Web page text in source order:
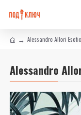
Alessandro Allori
Alessandro